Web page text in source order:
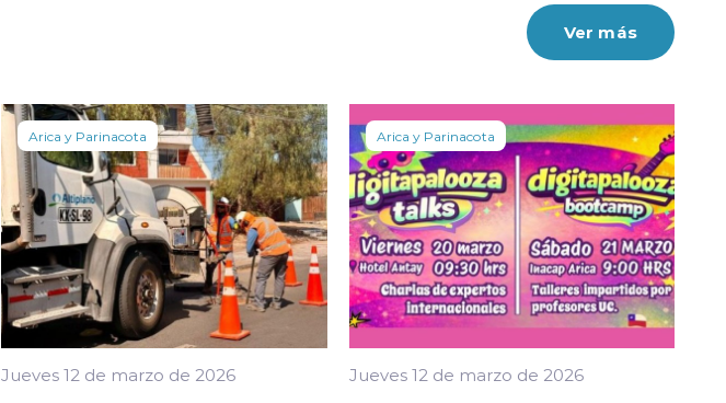
Ver más
Arica y Parinacota
Jueves 12 de marzo de 2026
Arica y Parinacota
Jueves 12 de marzo de 2026